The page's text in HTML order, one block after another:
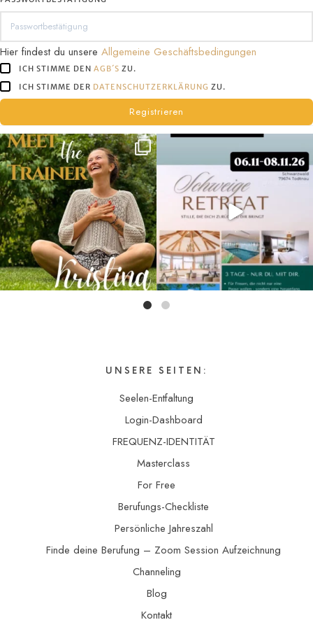
tun
Hier findest du unsere Allgemeine Geschäftsbedingungen
ICH STIMME DEN AGB´S ZU.
ICH STIMME DER DATENSCHUTZERKLÄRUNG ZU.
Registrieren
UNSERE SEITEN:
Seelen-Entfaltung
Login-Dashboard
FREQUENZ-IDENTITÄT
Masterclass
For Free
Berufungs-Checkliste
Persönliche Jahreszahl
Finde deine Berufung – Zoom Session Aufzeichnung
Channeling
Blog
Kontakt